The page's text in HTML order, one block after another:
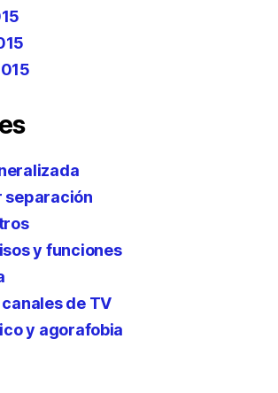
separación
y funciones
de TV
y agorafobia